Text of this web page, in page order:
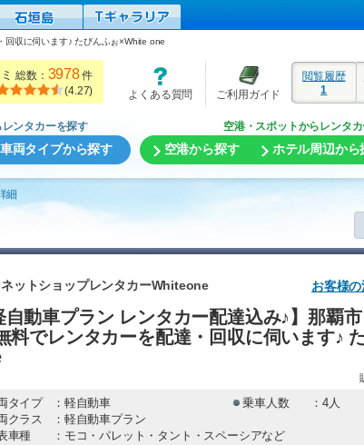
回収に伺います♪ たびんふぉ×White one
総数： 3978件
(4.27)
閲覧履歴
1
よくある質問 ご利用ガイド
ンタカーを探す
車両タイプから探す
空港・スポットからレンタ
空港から探す ホテル周辺から
細
お客様
ネットショップレンタカーWhiteone
自動車プラン レンタカー配達込み♪】那覇
料でレンタカーを配達・回収に伺います♪
タイプ ：軽自動車 乗車人数
：4人
クラス
：軽自動車プラン
車種
：モコ・パレット・タント・スペーシアなど